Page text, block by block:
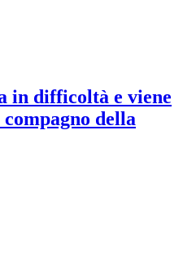
in difficoltà e viene
della